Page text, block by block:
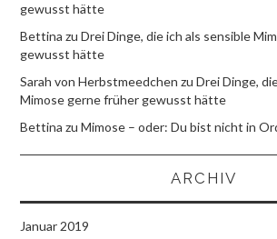
gewusst hätte
Bettina zuDrei Dinge, die ich als sensible
gewusst hätte
Sarah von Herbstmeedchen zuDrei Dinge,
Mimose gerne früher gewusst hätte
Bettina zuMimose – oder: Du bist nicht in
ARCHIV
Januar 2019